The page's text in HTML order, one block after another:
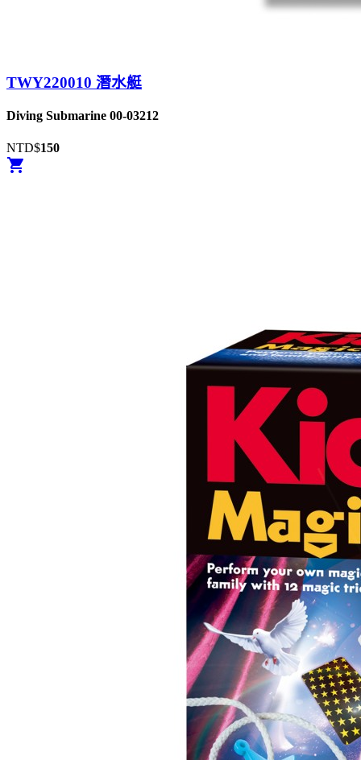
TWY220010 潛水艇
Diving Submarine 00-03212
NTD$150
shopping_cart